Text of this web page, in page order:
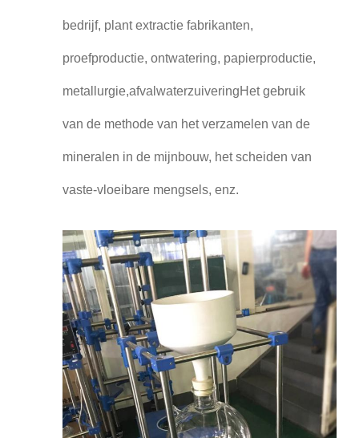
bedrijf, plant extractie fabrikanten,
proefproductie, ontwatering, papierproductie,
metallurgie,afvalwaterzuiveringHet gebruik
van de methode van het verzamelen van de
mineralen in de mijnbouw, het scheiden van
vaste-vloeibare mengsels, enz.